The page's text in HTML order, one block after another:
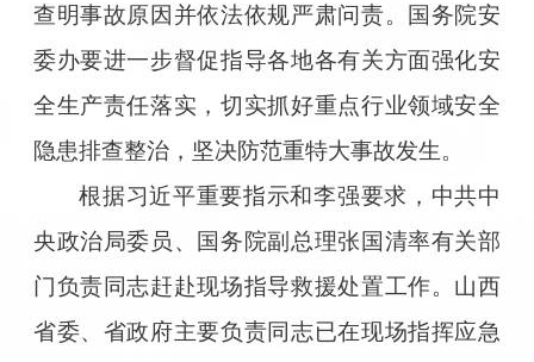
查明事故原因并依法依规严肃问责。国务院安
委办要进一步督促指导各地各有关方面强化安
全生产责任落实，切实抓好重点行业领域安全
隐患排查整治，坚决防范重特大事故发生。
根据习近平重要指示和李强要求，中共中
央政治局委员、国务院副总理张国清率有关部
门负责同志赶赴现场指导救援处置工作。山西
省委、省政府主要负责同志已在现场指挥应急